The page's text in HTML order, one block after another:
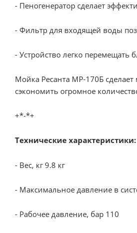
- Пеногенератор сделает
- Фильтр для входящей воды
- Устройство легко
Мойка Ресанта МР-170Б
сэкономить огромное
+*-*+
Технические характеристики:
- Вес, кг 9.8 кг
- Максимальное давление в
- Рабочее давление, бар 110